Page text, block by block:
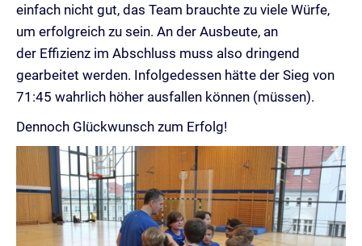
einfach nicht gut, das Team brauchte zu viele Würfe,
um erfolgreich zu sein. An der Ausbeute, an
der Effizienz im Abschluss muss also dringend
gearbeitet werden. Infolgedessen hätte der Sieg von
71:45 wahrlich höher ausfallen können (müssen).
Dennoch Glückwunsch zum Erfolg!